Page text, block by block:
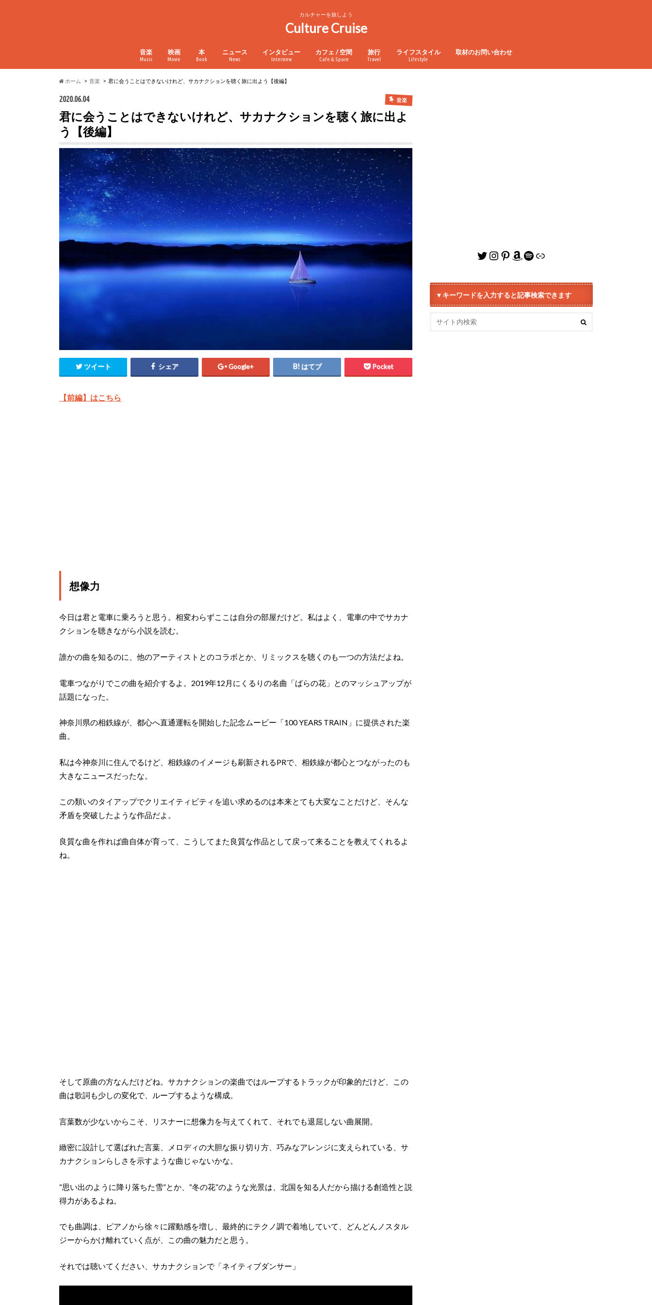
カルチャーを旅しよう
Culture Cruise
音楽
Music
映画
Movie
本
Book
ニュース
News
インタビュー
Interview
カフェ / 空間
Cafe＆Space
旅行
Travel
ライフスタイル
Lifestyle
取材のお問い合わせ
ホーム 音楽 君に会うことはできないけれど、サカナクションを聴く旅に出よう【後編】
2020.06.04 音楽
君に会うことはできないけれど、サカナクションを聴く旅に出よ
う【後編】
ツイート シェア Google+ はてブ Pocket
【前編】はこちら
想像力
今日は君と電車に乗ろうと思う。相変わらずここは自分の部屋だけど。私はよく、電車の中でサカナ
クションを聴きながら小説を読む。
誰かの曲を知るのに、他のアーティストとのコラボとか、リミックスを聴くのも一つの方法だよね。
電車つながりでこの曲を紹介するよ。2019年12月にくるりの名曲「ばらの花」とのマッシュアップが
話題になった。
神奈川県の相鉄線が、都心へ直通運転を開始した記念ムービー「100 YEARS TRAIN」に提供された楽
曲。
私は今神奈川に住んでるけど、相鉄線のイメージも刷新されるPRで、相鉄線が都心とつながったのも
大きなニュースだったな。
この類いのタイアップでクリエイティビティを追い求めるのは本来とても大変なことだけど、そんな
矛盾を突破したような作品だよ。
良質な曲を作れば曲自体が育って、こうしてまた良質な作品として戻って来ることを教えてくれるよ
ね。
そして原曲の方なんだけどね。サカナクションの楽曲ではループするトラックが印象的だけど、この
曲は歌詞も少しの変化で、ループするような構成。
言葉数が少ないからこそ、リスナーに想像力を与えてくれて、それでも退屈しない曲展開。
緻密に設計して選ばれた言葉、メロディの大胆な振り切り方、巧みなアレンジに支えられている、サ
カナクションらしさを示すような曲じゃないかな。
“思い出のように降り落ちた雪”とか、“冬の花”のような光景は、北国を知る人だから描ける創造性と説
得力があるよね。
でも曲調は、ピアノから徐々に躍動感を増し、最終的にテクノ調で着地していて、どんどんノスタル
ジーからかけ離れていく点が、この曲の魅力だと思う。
それでは聴いてください、サカナクションで「ネイティブダンサー」
Twitter
Instagram
Pinterest
Amazon
Spotify
リンク
▼キーワードを入力すると記事検索できます